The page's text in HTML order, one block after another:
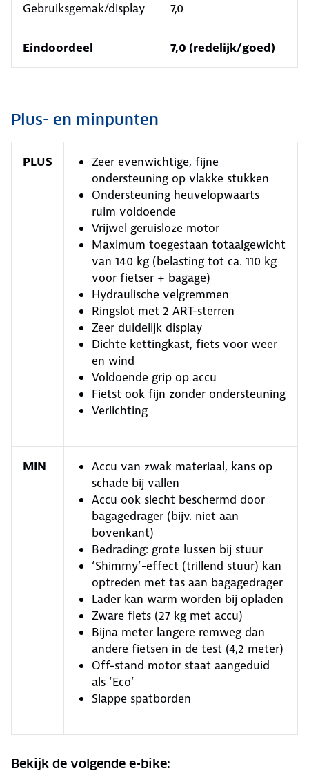
Gebruiksgemak/display 7,0
Eindoordeel 7,0 (redelijk/goed)
Plus- en minpunten
PLUS
Zeer evenwichtige, fijne
ondersteuning op vlakke stukken
Ondersteuning heuvelopwaarts
ruim voldoende
Vrijwel geruisloze motor
Maximum toegestaan totaalgewicht
van 140 kg (belasting tot ca. 110 kg
voor fietser + bagage)
Hydraulische velgremmen
Ringslot met 2 ART-sterren
Zeer duidelijk display
Dichte kettingkast, fiets voor weer
en wind
Voldoende grip op accu
Fietst ook fijn zonder ondersteuning
Verlichting
MIN
Accu van zwak materiaal, kans op
schade bij vallen
Accu ook slecht beschermd door
bagagedrager (bijv. niet aan
bovenkant)
Bedrading: grote lussen bij stuur
‘Shimmy’-effect (trillend stuur) kan
optreden met tas aan bagagedrager
Lader kan warm worden bij opladen
Zware fiets (27 kg met accu)
Bijna meter langere remweg dan
andere fietsen in de test (4,2 meter)
Off-stand motor staat aangeduid
als ‘Eco’
Slappe spatborden
Bekijk de volgende e-bike: